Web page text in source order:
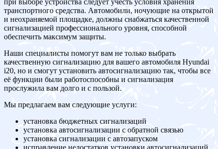
транспортного средства. Автомобили, ночующие на открытой
и неохраняемой площадке, должны снабжаться качественной
сигнализацией профессионального уровня, способной
обеспечить максимум защиты.
Наши специалисты помогут вам не только выбрать
качественную сигнализацию для вашего автомобиля Hyundai
i20, но и смогут установить автосигнализацию так, чтобы все
её функции были работоспособны и сигнализация
прослужила вам долго и с пользой.
Мы предлагаем вам следующие услуги:
установка бюджетных сигнализаций
установка автосигнализации с обратной связью
установка сигнализации с автозапуском
исправление недостатков установки автосигнализаций